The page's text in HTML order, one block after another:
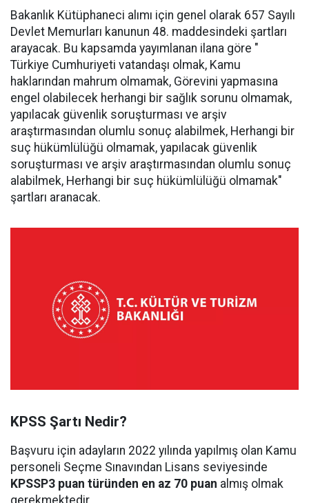
Bakanlık Kütüphaneci alımı için genel olarak 657 Sayılı
Devlet Memurları kanunun 48. maddesindeki şartları
arayacak. Bu kapsamda yayımlanan ilana göre "
Türkiye Cumhuriyeti vatandaşı olmak, Kamu
haklarından mahrum olmamak, Görevini yapmasına
engel olabilecek herhangi bir sağlık sorunu olmamak,
yapılacak güvenlik soruşturması ve arşiv
araştırmasından olumlu sonuç alabilmek, Herhangi bir
suç hükümlülüğü olmamak, yapılacak güvenlik
soruşturması ve arşiv araştırmasından olumlu sonuç
alabilmek, Herhangi bir suç hükümlülüğü olmamak"
şartları aranacak.
KPSS Şartı Nedir?
Başvuru için adayların 2022 yılında yapılmış olan Kamu
personeli Seçme Sınavından Lisans seviyesinde
KPSSP3 puan türünden en az 70 puan almış olmak